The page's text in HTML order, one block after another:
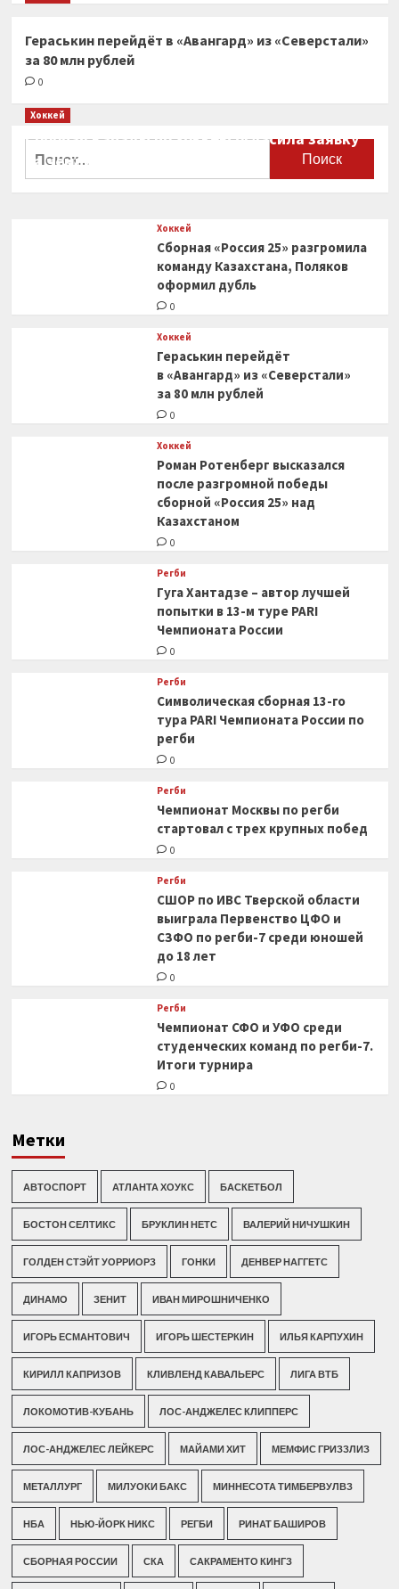
Гераськин перейдёт в «Авангард» из «Северстали»
за 80 млн рублей
0
Хоккей
Сборная Канады по хоккею огласила заявку
на чемпионат мира
Хоккей
Сборная «Россия 25» разгромила
команду Казахстана, Поляков
оформил дубль
0
Хоккей
Гераськин перейдёт
в «Авангард» из «Северстали»
за 80 млн рублей
0
Хоккей
Роман Ротенберг высказался
после разгромной победы
сборной «Россия 25» над
Казахстаном
0
Регби
Гуга Хантадзе – автор лучшей
попытки в 13-м туре PARI
Чемпионата России
0
Регби
Символическая сборная 13-го
тура PARI Чемпионата России по
регби
0
Регби
Чемпионат Москвы по регби
стартовал с трех крупных побед
0
Регби
СШОР по ИВС Тверской области
выиграла Первенство ЦФО и
СЗФО по регби-7 среди юношей
до 18 лет
0
Регби
Чемпионат СФО и УФО среди
студенческих команд по регби-7.
Итоги турнира
0
Метки
АВТОСПОРТ АТЛАНТА ХОУКС БАСКЕТБОЛ
БОСТОН СЕЛТИКС БРУКЛИН НЕТС ВАЛЕРИЙ НИЧУШКИН
ГОЛДЕН СТЭЙТ УОРРИОРЗ ГОНКИ ДЕНВЕР НАГГЕТС
ДИНАМО ЗЕНИТ ИВАН МИРОШНИЧЕНКО
ИГОРЬ ЕСМАНТОВИЧ ИГОРЬ ШЕСТЕРКИН ИЛЬЯ КАРПУХИН
КИРИЛЛ КАПРИЗОВ КЛИВЛЕНД КАВАЛЬЕРС ЛИГА ВТБ
ЛОКОМОТИВ-КУБАНЬ ЛОС-АНДЖЕЛЕС КЛИППЕРС
ЛОС-АНДЖЕЛЕС ЛЕЙКЕРС МАЙАМИ ХИТ МЕМФИС ГРИЗЗЛИЗ
МЕТАЛЛУРГ МИЛУОКИ БАКС МИННЕСОТА ТИМБЕРВУЛВЗ
НБА НЬЮ-ЙОРК НИКС РЕГБИ РИНАТ БАШИРОВ
СБОРНАЯ РОССИИ СКА САКРАМЕНТО КИНГЗ